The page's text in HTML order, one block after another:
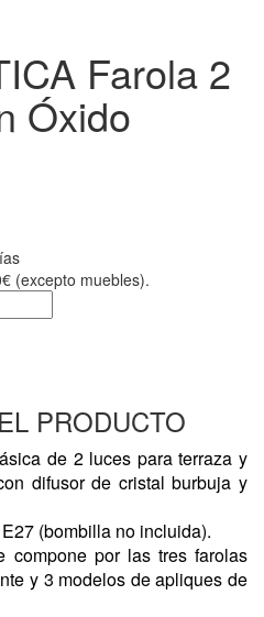
Farola 2
Óxido
(excepto muebles).
PRODUCTO
de 2 luces para terraza y
difusor de cristal burbuja y
(bombilla no incluida).
compone por las tres farolas
y 3 modelos de apliques de